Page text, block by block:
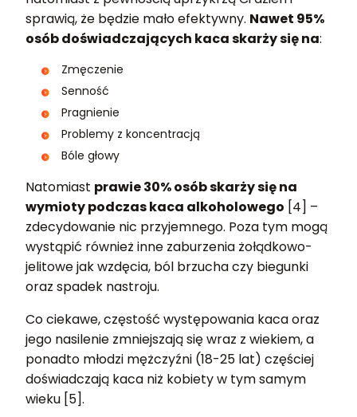
sprawią, że będzie mało efektywny. Nawet 95%
osób doświadczających kaca skarży się na:
Zmęczenie
Senność
Pragnienie
Problemy z koncentracją
Bóle głowy
Natomiast prawie 30% osób skarży się na
wymioty podczas kaca alkoholowego [4] –
zdecydowanie nic przyjemnego. Poza tym mogą
wystąpić również inne zaburzenia żołądkowo-
jelitowe jak wzdęcia, ból brzucha czy biegunki
oraz spadek nastroju.
Co ciekawe, częstość występowania kaca oraz
jego nasilenie zmniejszają się wraz z wiekiem, a
ponadto młodzi mężczyźni (18-25 lat) częściej
doświadczają kaca niż kobiety w tym samym
wieku [5].